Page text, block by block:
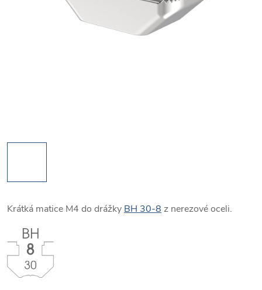
Krátká matice M4 do drážky BH 30-8 z nerezové oceli.